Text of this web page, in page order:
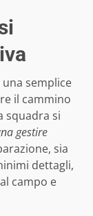
una semplice
il cammino
squadra si
gestire
sia
dettagli,
campo e